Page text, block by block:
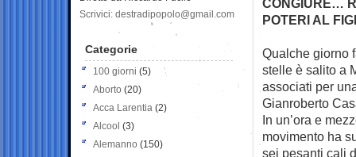
CONGIURE…
POTERI AL
Qualche giorno
stelle è salito a
associati per
Gianroberto
In un’ora e
movimento ha
sei pesanti cali
Scrivici: destradipopolo@gmail.com
Categorie
100 giorni (5)
Aborto (20)
Acca Larentia (2)
Alcool (3)
Alemanno (150)